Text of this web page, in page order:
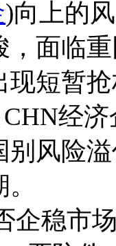
)向上的
，面临
现短暂
经
别风险
稳市场